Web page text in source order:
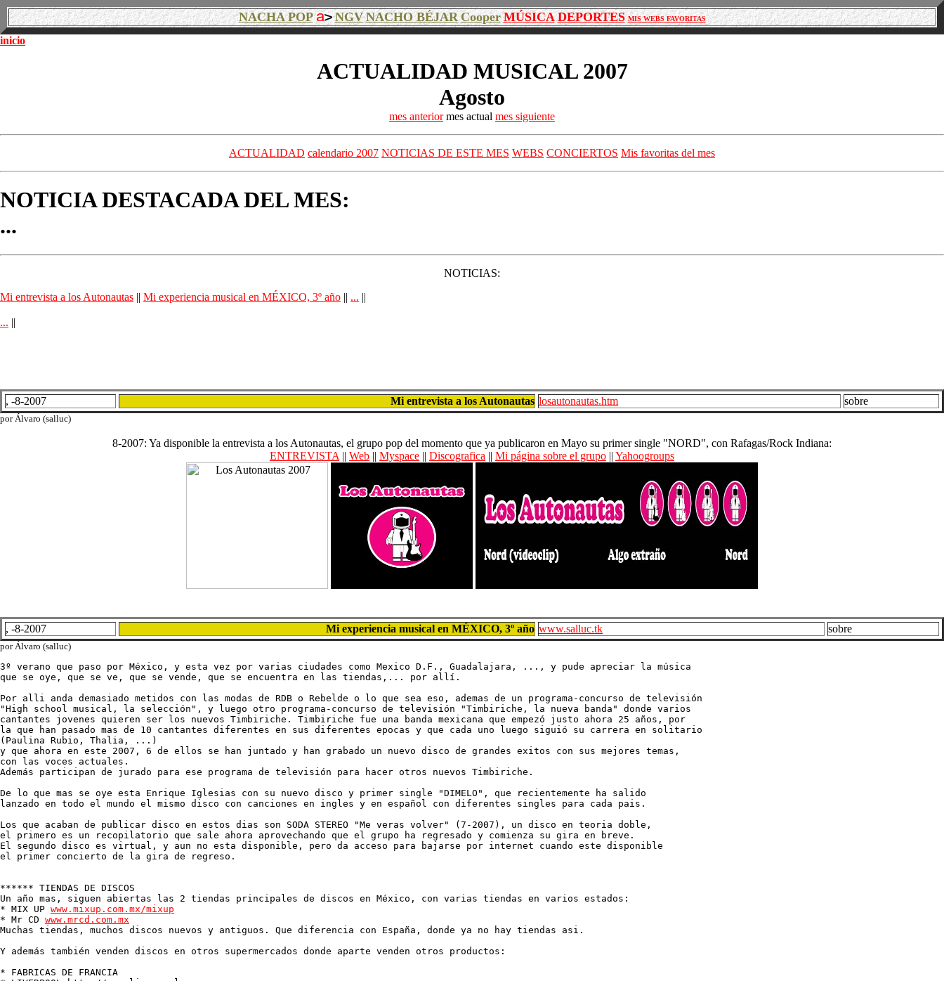
NACHA POP NGV NACHO BÉJAR Cooper MÚSICA DEPORTES MIS WEBS FAVORITAS
inicio
ACTUALIDAD MUSICAL 2007
Agosto
mes anteriormes actual mes siguiente
ACTUALIDAD calendario 2007 NOTICIAS DE ESTE MES WEBS CONCIERTOS Mis favoritas del mes
NOTICIA DESTACADA DEL MES:
...
NOTICIAS:
Mi entrevista a los Autonautas || Mi experiencia musical en MÉXICO, 3º año || ... ||
... ||
, -8-2007 Mi entrevista a los Autonautas losautonautas.htm sobre
por Álvaro (salluc)
8-2007: Ya disponible la entrevista a los Autonautas, el grupo pop del momento que ya publicaron en Mayo su primer single "NORD", con Rafagas/Rock Indiana:
ENTREVISTA || Web || Myspace || Discografica || Mi página sobre el grupo || Yahoogroups
, -8-2007 Mi experiencia musical en MÉXICO, 3º año www.salluc.tk sobre
por Álvaro (salluc)
3º verano que paso por México, y esta vez por varias ciudades como Mexico D.F., Guadalajara, ..., y pude apreciar la música
que se oye, que se ve, que se vende, que se encuentra en las tiendas,... por allí.
Por alli anda demasiado metidos con las modas de RDB o Rebelde o lo que sea eso, ademas de un programa-concurso de televisión
"High school musical, la selección", y luego otro programa-concurso de televisión "Timbiriche, la nueva banda" donde varios
cantantes jovenes quieren ser los nuevos Timbiriche. Timbiriche fue una banda mexicana que empezó justo ahora 25 años, por
la que han pasado mas de 10 cantantes diferentes en sus diferentes epocas y que cada uno luego siguió su carrera en solitario
(Paulina Rubio, Thalia, ...)
y que ahora en este 2007, 6 de ellos se han juntado y han grabado un nuevo disco de grandes exitos con sus mejores temas,
con las voces actuales.
Además participan de jurado para ese programa de televisión para hacer otros nuevos Timbiriche.
De lo que mas se oye esta Enrique Iglesias con su nuevo disco y primer single "DIMELO", que recientemente ha salido
lanzado en todo el mundo el mismo disco con canciones en ingles y en español con diferentes singles para cada pais.
Los que acaban de publicar disco en estos dias son SODA STEREO "Me veras volver" (7-2007), un disco en teoria doble,
el primero es un recopilatorio que sale ahora aprovechando que el grupo ha regresado y comienza su gira en breve.
El segundo disco es virtual, y aun no esta disponible, pero da acceso para bajarse por internet cuando este disponible
el primer concierto de la gira de regreso.
****** TIENDAS DE DISCOS
Un año mas, siguen abiertas las 2 tiendas principales de discos en México, con varias tiendas en varios estados:
* MIX UP www.mixup.com.mx/mixup
* Mr CD www.mrcd.com.mx
Muchas tiendas, muchos discos nuevos y antiguos. Que diferencia con España, donde ya no hay tiendas asi.
Y además también venden discos en otros supermercados donde aparte venden otros productos:
* FABRICAS DE FRANCIA